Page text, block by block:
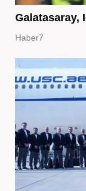
Galatasaray,
Haber7